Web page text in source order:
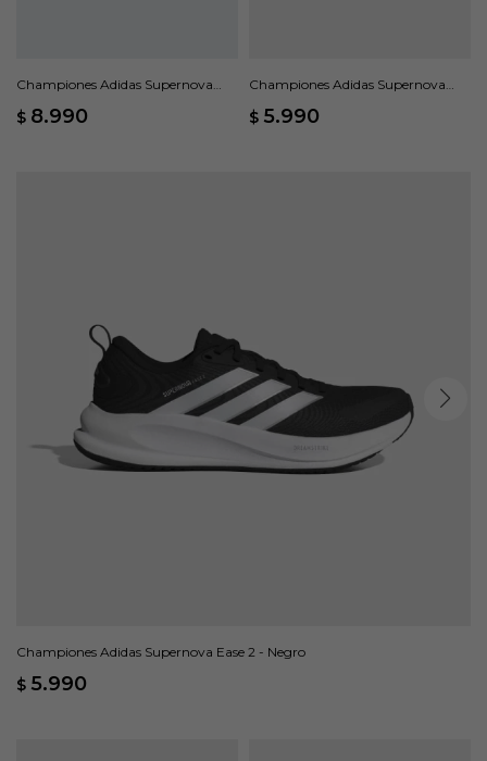
Championes Adidas Supernova
$ 8.990
Championes Adidas Supernova
$ 5.990
Championes Adidas Supernova Ease 2 - Negro
$ 5.990